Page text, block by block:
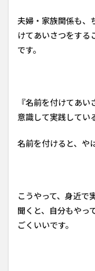
夫婦・家族関係も、
けてあいさつをする
です。
『名前を付けてあ
意識して実践してい
名前を付けると、や
こうやって、身近で
聞くと、自分もやっ
ごくいいです。